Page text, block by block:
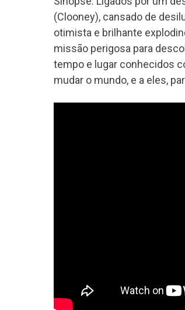
(Clooney), cansado de
otimista e brilhante
missão perigosa para
tempo e lugar conhecidos
mudar o mundo, e a eles,